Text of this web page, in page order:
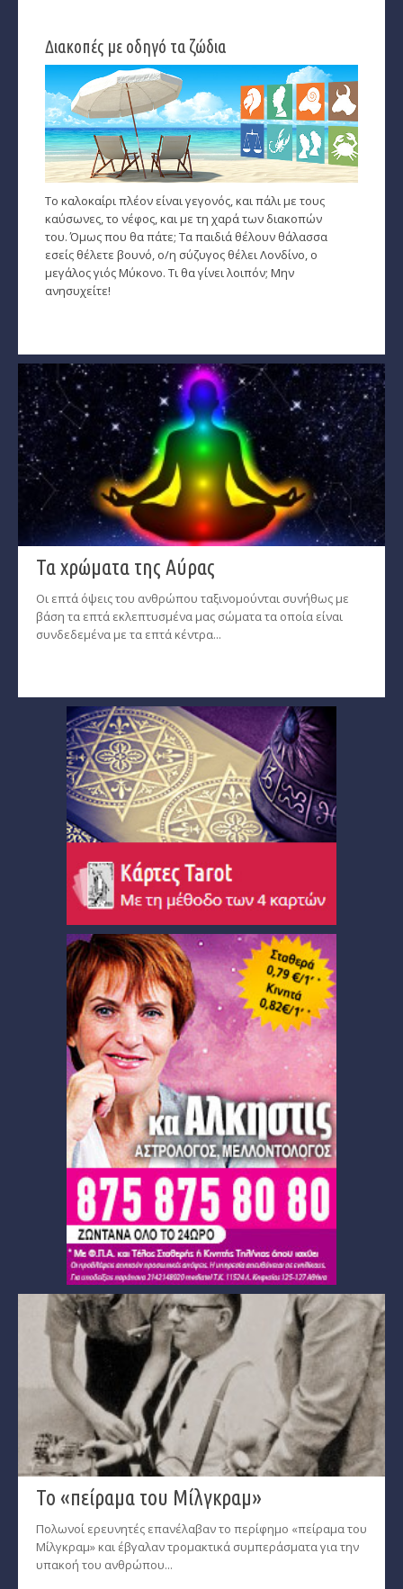
Διακοπές με οδηγό τα ζώδια
Το καλοκαίρι πλέον είναι γεγονός, και πάλι με τους
καύσωνες, το νέφος, και με τη χαρά των διακοπών
του. Όμως που θα πάτε; Τα παιδιά θέλουν θάλασσα
εσείς θέλετε βουνό, ο/η σύζυγος θέλει Λονδίνο, ο
μεγάλος γιός Μύκονο. Τι θα γίνει λοιπόν; Μην
ανησυχείτε!
Τα χρώματα της Αύρας
Οι επτά όψεις του ανθρώπου ταξινομούνται συνήθως με
βάση τα επτά εκλεπτυσμένα μας σώματα τα οποία είναι
συνδεδεμένα με τα επτά κέντρα...
Το «πείραμα του Μίλγκραμ»
Πολωνοί ερευνητές επανέλαβαν το περίφημο «πείραμα του
Μίλγκραμ» και έβγαλαν τρομακτικά συμπεράσματα για την
υπακοή του ανθρώπου...